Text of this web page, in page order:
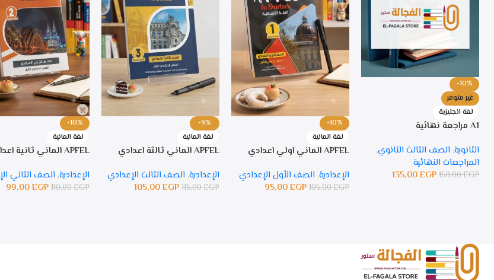
-10%
غير متوفر
لغة انجليزية
A1 مراجعة نهائية
الثانوية, الصف الثالث الثانوي,
المراجعات النهائية
150,00EGP
135,00EGP
-10%
لغة المانية
APFEL الماني اولي اعدادي
الإعدادية, الصف الأول الإعدادي
105,00EGP
95,00EGP
-9%
لغة المانية
APFEL الماني ثالثة اعدادي
الإعدادية, الصف الثالث الإعدادي
115,00EGP
105,00EGP
-10%
لغة المانية
APFEL الماني ثانية اعدادي
الإعدادية, الصف الثاني
110,00EGP
99,00EGP